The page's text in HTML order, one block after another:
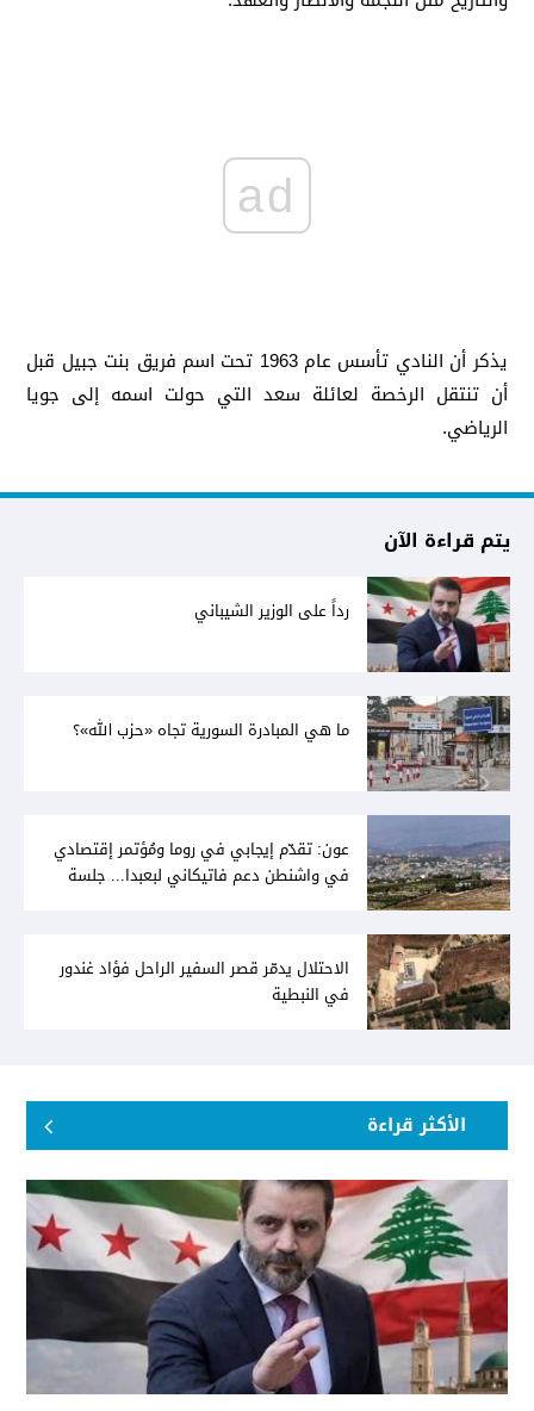
ad
يذكر أن النادي تأسس عام 1963 تحت اسم فريق بنت جبيل قبل
أن تنتقل الرخصة لعائلة سعد التي حولت اسمه إلى جويا
الرياضي.
يتم قراءة الآن
رداً على الوزير الشيباني
ما هي المبادرة السورية تجاه «حزب الله»؟
عون: تقدّم إيجابي في روما ومُؤتمر إقتصادي
في واشنطن دعم فاتيكاني لبعبدا... جلسة
الاحتلال يدمّر قصر السفير الراحل فؤاد غندور
في النبطية
الأكثر قراءة